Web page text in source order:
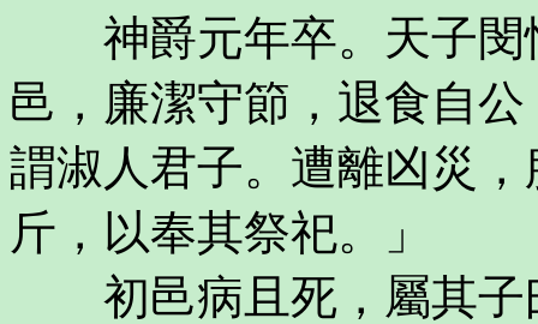
神爵元年卒。天子閔
邑，廉潔守節，退食自
謂淑人君子。遭離凶災
斤，以奉其祭祀。」
初邑病且死，屬其子